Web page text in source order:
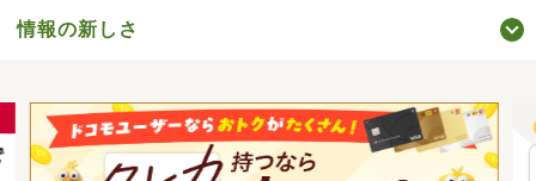
情報の新しさ